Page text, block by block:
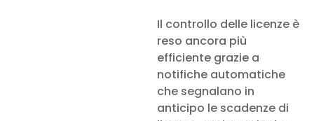
Il controllo delle licenze è
reso ancora più
efficiente grazie a
notifiche automatiche
che segnalano in
anticipo le scadenze di